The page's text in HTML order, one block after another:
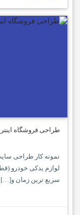
طراحی فروشگاه
نمونه کار طراحی
لوازم یدکی خودرو
سریع ترین زمان و[…]